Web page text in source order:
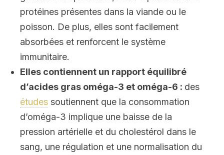
protéines présentes dans la viande ou le
poisson. De plus, elles sont facilement
absorbées et renforcent le système
immunitaire.
Elles contiennent un rapport équilibré
d’acides gras oméga-3 et oméga-6 : des
études soutiennent que la consommation
d’oméga-3 implique une baisse de la
pression artérielle et du cholestérol dans le
sang, une régulation et une normalisation du